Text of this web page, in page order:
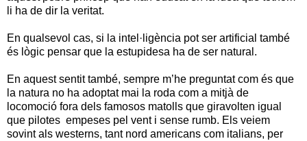
li ha de dir la veritat.
En qualsevol cas, si la intel·ligència pot ser artificial també
és lògic pensar que la estupidesa ha de ser natural.
En aquest sentit també, sempre m’he preguntat com és que
la natura no ha adoptat mai la roda com a mitjà de
locomoció fora dels famosos matolls que giravolten igual
que pilotes empeses pel vent i sense rumb. Els veiem
sovint als westerns, tant nord americans com italians, per